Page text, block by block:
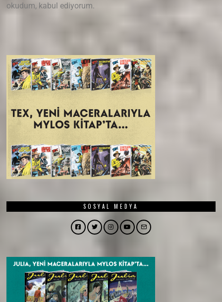
okudum, kabul ediyorum.
SOSYAL MEDYA
Facebook
TwitterInstagram
YouTubeEmail